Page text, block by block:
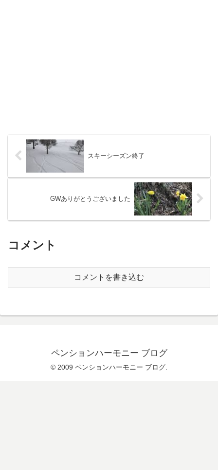
スキーシーズン終了
GWありがとうございました
コメント
コメントを書き込む
ペンションハーモニー ブログ
© 2009 ペンションハーモニー ブログ.